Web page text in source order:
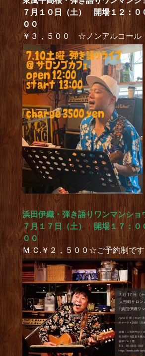
７月１０日（土） 開場１２：０
００
￥３，５００ ☆ノンアルコール
浜田伊織・弾き語りワンマンショ
７月１７日（土） 開場１７：０
００
Ｍ.Ｃ.￥２，５００☆ご予約制です